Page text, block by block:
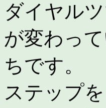
ダイヤル
が変わっ
ちです。
ステップ